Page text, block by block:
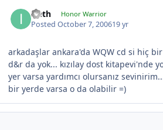
Ireth Honor Warrior
PostedOctober 7, 200619 yr
arkadaşlar ankara'da WQW cd si hiç
d&r da yok... kızılay dost kitapevi'nde
yer varsa yardımcı olursanız
bir yerde varsa o da olabilir =)